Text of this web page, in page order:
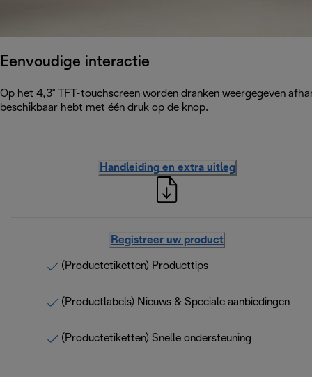
Eenvoudige interactie
Op het 4,3'' TFT-touchscreen worden dranken weergegeven
beschikbaar hebt met één druk op de knop.
Handleiding en extra uitleg
Registreer uw product
(Productetiketten) Producttips
(Productlabels) Nieuws & Speciale aanbiedingen
(Productetiketten) Snelle ondersteuning